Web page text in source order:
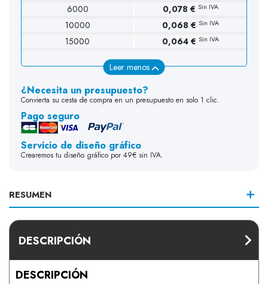
6000 0,078 € Sin IVA
10000 0,068 € Sin IVA
15000 0,064 € Sin IVA
Leer menos
¿Necesita un presupuesto?
Convierta su cesta de compra en un presupuesto en solo 1 clic.
Pago seguro
Servicio de diseño gráfico
Crearemos tu diseño gráfico por 49€ sin IVA.
RESUMEN
DESCRIPCIÓN
DESCRIPCIÓN